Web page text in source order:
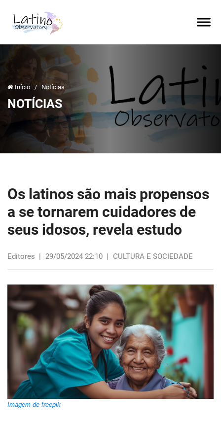
Início / Notícias
NOTÍCIAS
Os latinos são mais propensos
a se tornarem cuidadores de
seus idosos, revela estudo
Editores | 29/05/2024 22:10 | CULTURA E SOCIEDADE
Imagem de freepik